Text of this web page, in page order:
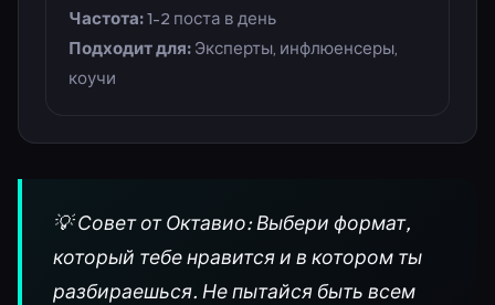
Частота:1-2 поста в день
Подходит для: Эксперты, инфлюенсеры,
коучи
💡 Совет от Октавио: Выбери формат,
который тебе нравится и в котором ты
разбираешься. Не пытайся быть всем